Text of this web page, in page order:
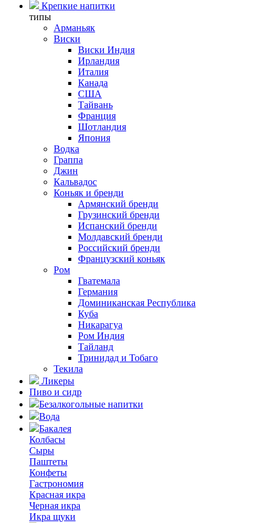
Крепкие напитки
типы
Арманьяк
Виски
Виски Индия
Ирландия
Италия
Канада
США
Тайвань
Франция
Шотландия
Япония
Водка
Граппа
Джин
Кальвадос
Коньяк и бренди
Армянский бренди
Грузинский бренди
Испанский бренди
Молдавский бренди
Российский бренди
Французский коньяк
Ром
Гватемала
Германия
Доминиканская Республика
Куба
Никарагуа
Ром Индия
Тайланд
Тринидад и Тобаго
Текила
Ликеры
Пиво и сидр
Безалкогольные напитки
Вода
Бакалея
Колбасы
Сыры
Паштеты
Конфеты
Гастрономия
Красная икра
Черная икра
Икра щуки